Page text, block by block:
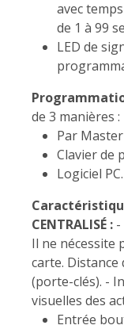
avec
de 1 à 99
LED de
de 3 manières :
Par
Clavier de
Logiciel PC.
CENTRALISÉ : -
Il ne nécessite
carte. Distance
(porte-clés). -
visuelles des
Entrée